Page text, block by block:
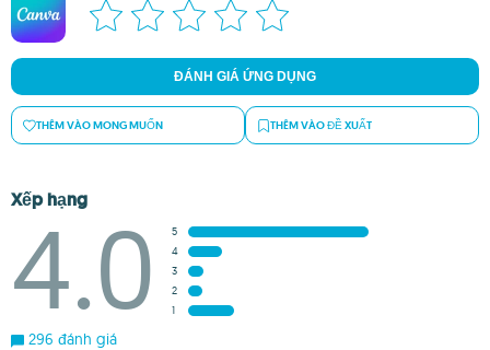
ĐÁNH GIÁ ỨNG DỤNG
THÊM VÀO MONG MUỐN THÊM VÀO ĐỀ XUẤT
Xếp hạng
4.0
5
4
3
2
1
296 đánh giá